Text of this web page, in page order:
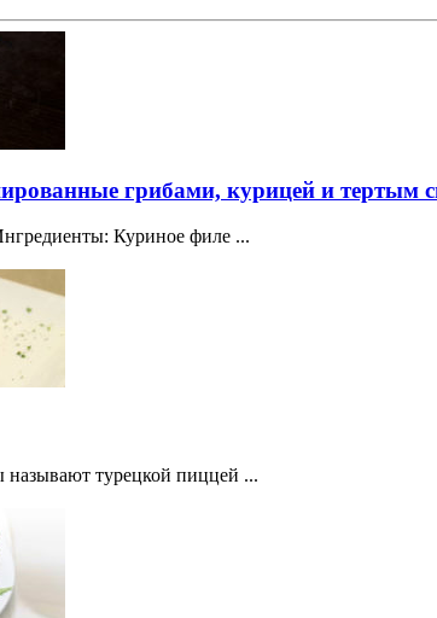
грибами, курицей и тертым
Куриное филе ...
называют турецкой пиццей ...